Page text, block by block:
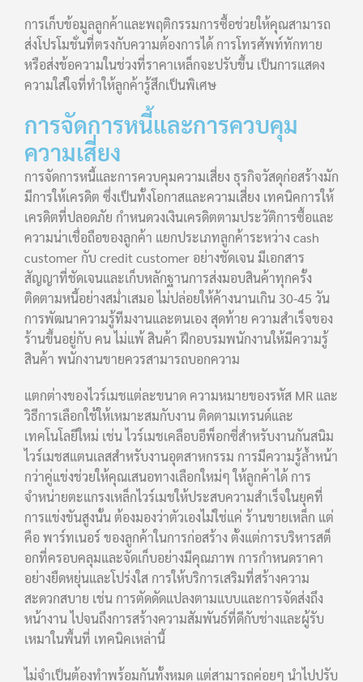
การเก็บข้อมูลลูกค้าและพฤติกรรมการซื้อช่วยให้คุณสามารถ
ส่งโปรโมชั่นที่ตรงกับความต้องการได้ การโทรศัพท์ทักทาย
หรือส่งข้อความในช่วงที่ราคาเหล็กจะปรับขึ้น เป็นการแสดง
ความใส่ใจที่ทำให้ลูกค้ารู้สึกเป็นพิเศษ
การจัดการหนี้และการควบคุม
ความเสี่ยง
การจัดการหนี้และการควบคุมความเสี่ยง ธุรกิจวัสดุก่อสร้างมัก
มีการให้เครดิต ซึ่งเป็นทั้งโอกาสและความเสี่ยง เทคนิคการให้
เครดิตที่ปลอดภัย กำหนดวงเงินเครดิตตามประวัติการซื้อและ
ความน่าเชื่อถือของลูกค้า แยกประเภทลูกค้าระหว่าง cash
customer กับ credit customer อย่างชัดเจน มีเอกสาร
สัญญาที่ชัดเจนและเก็บหลักฐานการส่งมอบสินค้าทุกครั้ง
ติดตามหนี้อย่างสม่ำเสมอ ไม่ปล่อยให้ค้างนานเกิน 30-45 วัน
การพัฒนาความรู้ทีมงานและตนเอง สุดท้าย ความสำเร็จของ
ร้านขึ้นอยู่กับ คน ไม่แพ้ สินค้า ฝึกอบรมพนักงานให้มีความรู้
สินค้า พนักงานขายควรสามารถบอกความ
แตกต่างของไวร์เมชแต่ละขนาด ความหมายของรหัส MR และ
วิธีการเลือกใช้ให้เหมาะสมกับงาน ติดตามเทรนด์และ
เทคโนโลยีใหม่ เช่น ไวร์เมชเคลือบอีพ็อกซี่สำหรับงานกันสนิม
ไวร์เมชสแตนเลสสำหรับงานอุตสาหกรรม การมีความรู้ล้ำหน้า
กว่าคู่แข่งช่วยให้คุณเสนอทางเลือกใหม่ๆ ให้ลูกค้าได้ การ
จำหน่ายตะแกรงเหล็กไวร์เมชให้ประสบความสำเร็จในยุคที่
การแข่งขันสูงนั้น ต้องมองว่าตัวเองไม่ใช่แค่ ร้านขายเหล็ก แต่
คือ พาร์ทเนอร์ ของลูกค้าในการก่อสร้าง ตั้งแต่การบริหารสต็
อกที่ครอบคลุมและจัดเก็บอย่างมีคุณภาพ การกำหนดราคา
อย่างยืดหยุ่นและโปร่งใส การให้บริการเสริมที่สร้างความ
สะดวกสบาย เช่น การตัดดัดแปลงตามแบบและการจัดส่งถึง
หน้างาน ไปจนถึงการสร้างความสัมพันธ์ที่ดีกับช่างและผู้รับ
เหมาในพื้นที่ เทคนิคเหล่านี้
ไม่จำเป็นต้องทำพร้อมกันทั้งหมด แต่สามารถค่อยๆ นำไปปรับ